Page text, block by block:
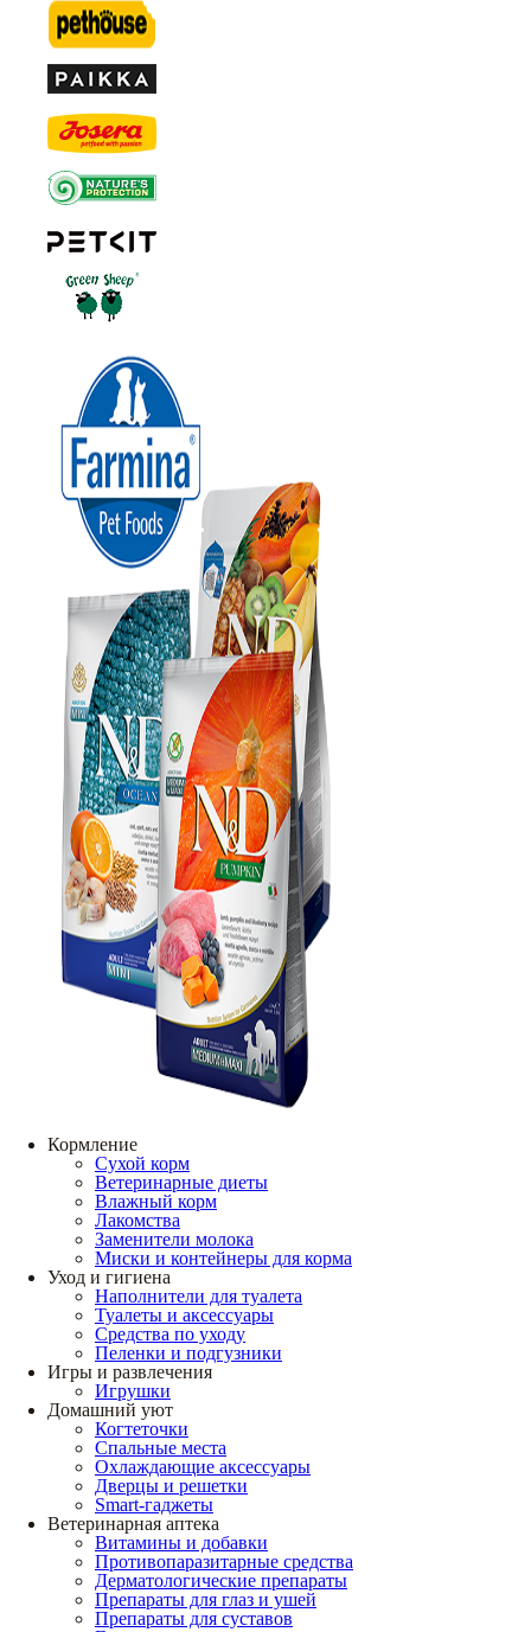
Кормление
Сухой корм
Ветеринарные диеты
Влажный корм
Лакомства
Заменители молока
Миски и контейнеры для корма
Уход и гигиена
Наполнители для туалета
Туалеты и аксессуары
Средства по уходу
Пеленки и подгузники
Игры и развлечения
Игрушки
Домашний уют
Когтеточки
Спальные места
Охлаждающие аксессуары
Дверцы и решетки
Smart-гаджеты
Ветеринарная аптека
Витамины и добавки
Противопаразитарные средства
Дерматологические препараты
Препараты для глаз и ушей
Препараты для суставов